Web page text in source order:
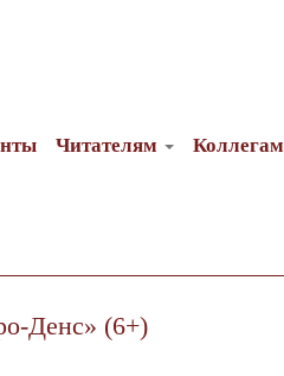
Читателям Коллегам
Денс» (6+)